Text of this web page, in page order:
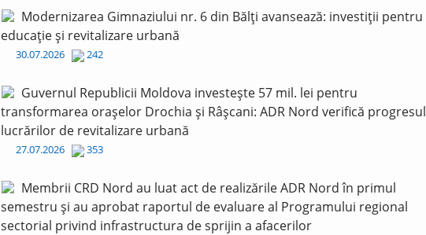
Modernizarea Gimnaziului nr. 6 din Bălți avansează: investiții pentru
educație și revitalizare urbană
30.07.2026 242
Guvernul Republicii Moldova investește 57 mil. lei pentru
transformarea orașelor Drochia și Râșcani: ADR Nord verifică progresul
lucrărilor de revitalizare urbană
27.07.2026 353
Membrii CRD Nord au luat act de realizările ADR Nord în primul
semestru și au aprobat raportul de evaluare al Programului regional
sectorial privind infrastructura de sprijin a afacerilor